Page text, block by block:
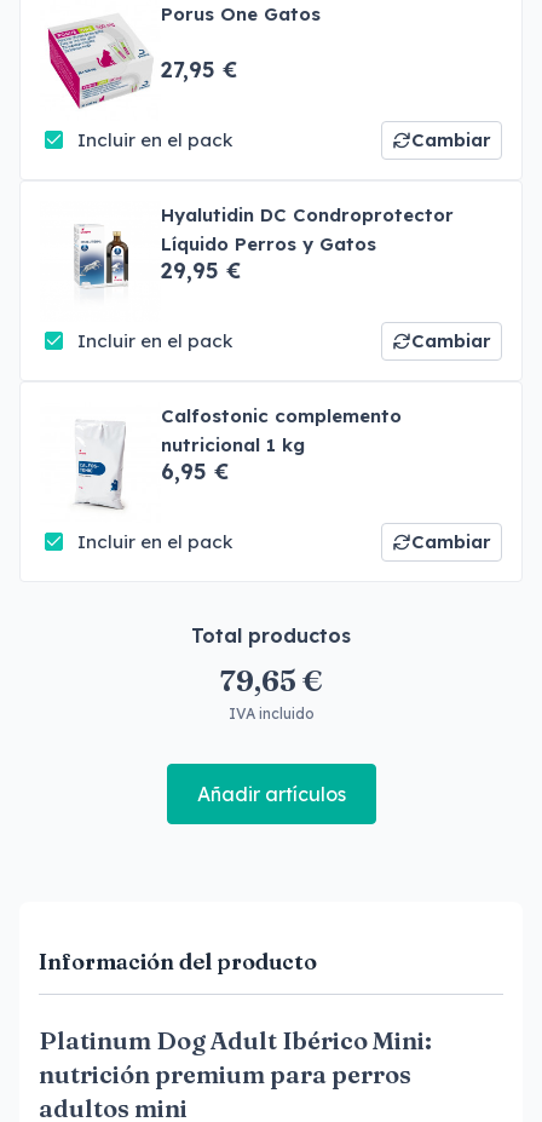
Porus One Gatos
27,95 €
Incluir en el pack Cambiar
Hyalutidin DC Condroprotector
Líquido Perros y Gatos
29,95 €
Incluir en el pack Cambiar
Calfostonic complemento
nutricional 1 kg
6,95 €
Incluir en el pack Cambiar
Total productos
79,65 €
IVA incluido
Añadir artículos
Información del producto
Platinum Dog Adult Ibérico Mini:
nutrición premium para perros
adultos mini